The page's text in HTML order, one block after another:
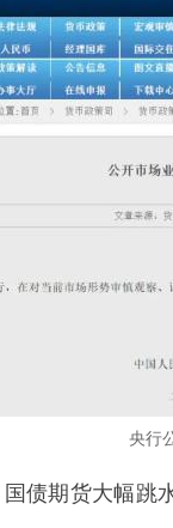
央行
债期货大幅跳